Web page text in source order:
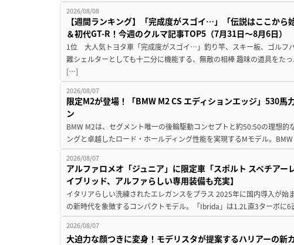
2026/08/08
【週間ランキング】「完成度がスゴイ…」「伝説はここから
＆初代GT-R！今週のクルマ記事TOP5（7月31日〜8月6日）
1位 大人気トヨタ車「完成度がスゴイ…」釣り竿、スキー板、ゴルフ
難シェルターとしても十二分に機能する、無敵の相棒 趣味の道具をた
[…]
2026/08/07
限定M2が登場！「BMW M2 CS エディションエッジ」530馬
ン
BMW M2は、セグメント唯一の後輪駆動コンセプトと約50:50の理想的
ングと卓越したロード・ホールディング性能を実現するMモデル。
2026/08/07
アルファロメオ「ジュニア」に限定車「スポルト スペチアー
イブリッド、アルファらしい専用装備も充実】
イタリアらしい洗練されたエレガンスをプラス 2025年に国内導入が始
の新時代を象徴するコンパクトモデル。「Ibrida」は1.2L直3ターボに
2026/08/07
大迫力な顔つきに変身！モデリスタが提案するハリアーの新